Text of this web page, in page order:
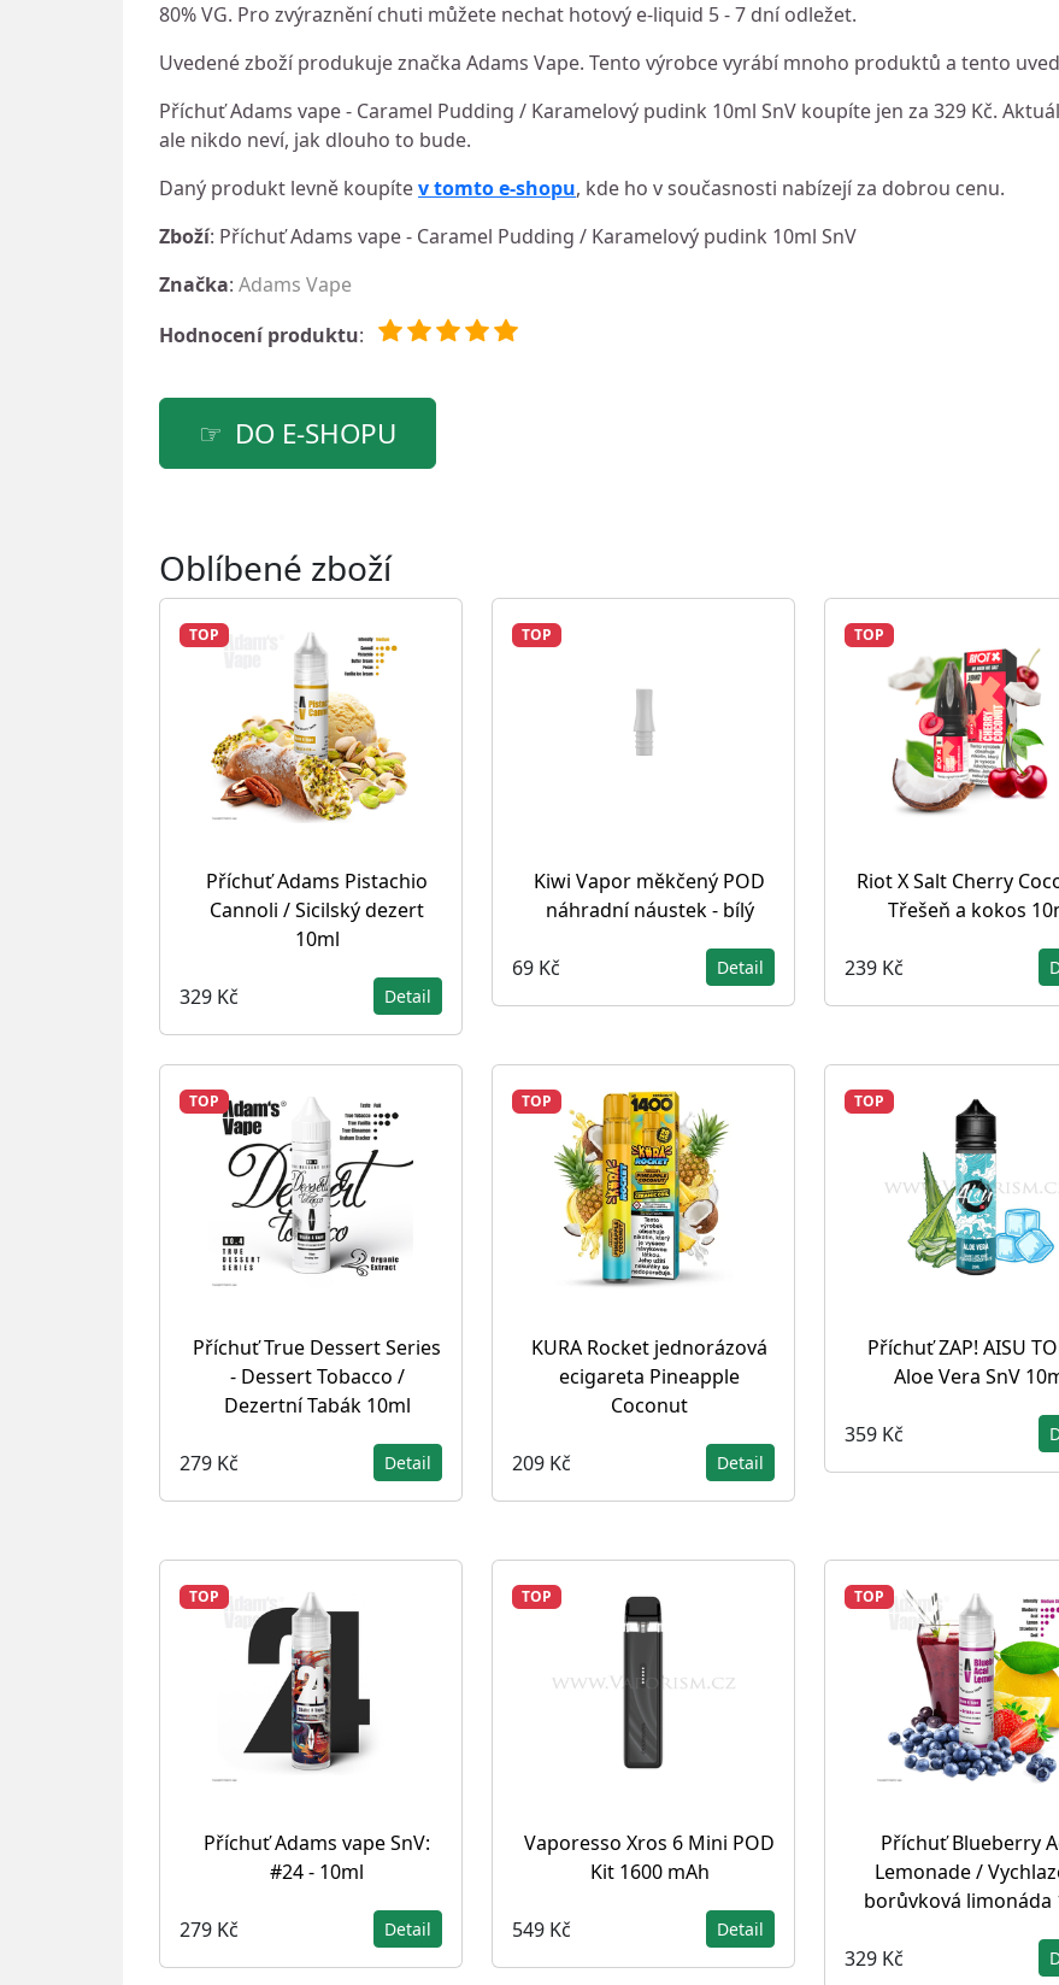
80% VG. Pro zvýraznění chuti můžete nechat hotový e-liquid 5 - 7 dní odležet.
Uvedené zboží produkuje značka Adams Vape. Tento výrobce vyrábí mnoho produktů a tento
Příchuť Adams vape - Caramel Pudding / Karamelový pudink 10ml SnV koupíte jen za 329 Kč.
ale nikdo neví, jak dlouho to bude.
Daný produkt levně koupítev tomto e-shopu, kde ho v současnosti nabízejí za dobrou cenu.
Zboží: Příchuť Adams vape - Caramel Pudding / Karamelový pudink 10ml SnV
Značka: Adams Vape
Hodnocení produktu:
DO E-SHOPU
Oblíbené zboží
TOP
Příchuť Adams Pistachio
Cannoli / Sicilský dezert
10ml
329 Kč Detail
TOP
Kiwi Vapor měkčený POD
náhradní náustek - bílý
69 Kč Detail
TOP
Riot X Salt Cherry
Třešeň a kokos
239 Kč
TOP
Příchuť True Dessert Series
- Dessert Tobacco /
Dezertní Tabák 10ml
279 Kč Detail
TOP
KURA Rocket jednorázová
ecigareta Pineapple
Coconut
209 Kč Detail
TOP
Příchuť ZAP! AISU
Aloe Vera SnV
359 Kč
TOP
Příchuť Adams vape SnV:
#24 - 10ml
279 Kč Detail
TOP
Vaporesso Xros 6 Mini POD
Kit 1600 mAh
549 Kč Detail
TOP
Příchuť Blueberry
Lemonade /
borůvková limonáda
329 Kč